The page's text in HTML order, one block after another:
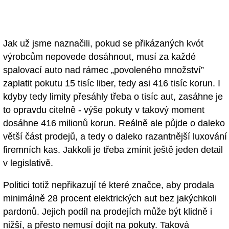
Jak už jsme naznačili, pokud se přikázaných kvót
výrobcům nepovede dosáhnout, musí za každé
spalovací auto nad rámec „povoleného množství”
zaplatit pokutu 15 tisíc liber, tedy asi 416 tisíc korun. I
kdyby tedy limity přesáhly třeba o tisíc aut, zasáhne je
to opravdu citelně - výše pokuty v takový moment
dosáhne 416 milionů korun. Reálně ale půjde o daleko
větší část prodejů, a tedy o daleko razantnější luxování
firemních kas. Jakkoli je třeba zmínit ještě jeden detail
v legislativě.
Politici totiž nepřikazují té které značce, aby prodala
minimálně 28 procent elektrických aut bez jakýchkoli
pardonů. Jejich podíl na prodejích může být klidně i
nižší, a přesto nemusí dojít na pokuty. Taková